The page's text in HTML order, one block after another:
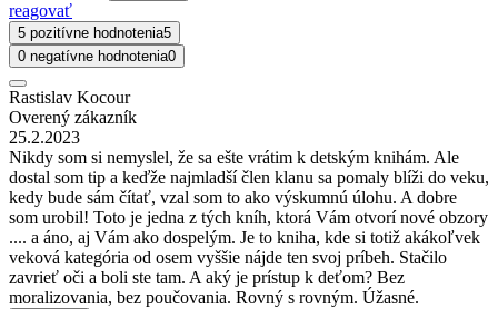
reagovať
5 pozitívne hodnotenia5
0 negatívne hodnotenia0
Rastislav Kocour
Overený zákazník
25.2.2023
Nikdy som si nemyslel, že sa ešte vrátim k detským knihám. Ale
dostal som tip a keďže najmladší člen klanu sa pomaly blíži do veku,
kedy bude sám čítať, vzal som to ako výskumnú úlohu. A dobre
som urobil! Toto je jedna z tých kníh, ktorá Vám otvorí nové obzory
.... a áno, aj Vám ako dospelým. Je to kniha, kde si totiž akákoľvek
veková kategória od osem vyššie nájde ten svoj príbeh. Stačilo
zavrieť oči a boli ste tam. A aký je prístup k deťom? Bez
moralizovania, bez poučovania. Rovný s rovným. Úžasné.